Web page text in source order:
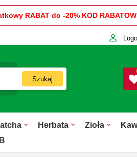
RABAT do -20% KOD
Szukaj
Herbata Zioła